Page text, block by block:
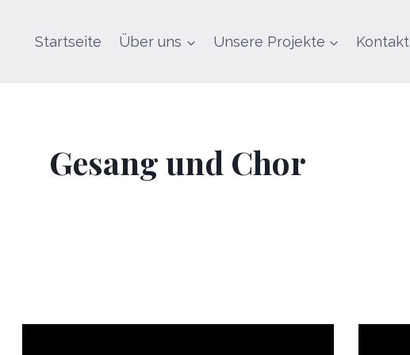
Startseite Über uns Unsere Projekte Kontakt
Gesang und Chor